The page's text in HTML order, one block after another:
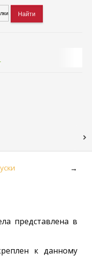
→
представлена в
к данному